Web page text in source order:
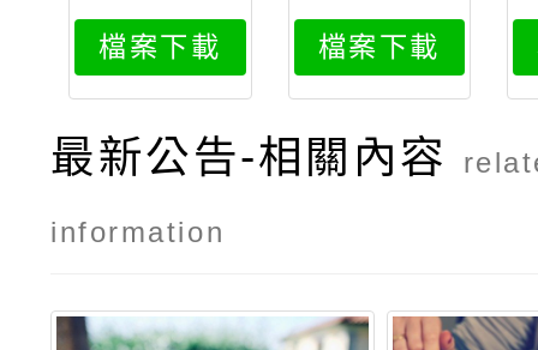
次段考7年
級各科分數
組距區間人
數統計表
檔案下載
次段考8年
級各科分數
組距區間人
數統計表
檔案下載
最新公告-相關內容
information